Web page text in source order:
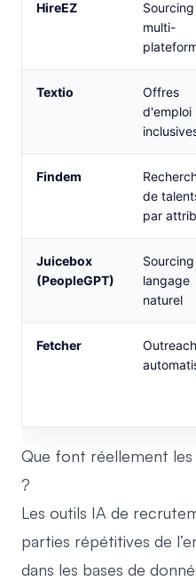
HireEZ
Sourcing
multi-
Textio
Offres
d'emploi
Findem
de
par
Juicebox
(PeopleGPT)
langage
naturel
Fetcher
Outreach
Que font réellement
?
Les outils IA de
parties répétitives de
dans les bases de